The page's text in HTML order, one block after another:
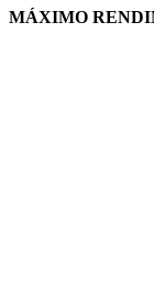
MÁXIMO